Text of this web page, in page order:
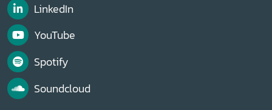
LinkedIn
YouTube
Spotify
Soundcloud